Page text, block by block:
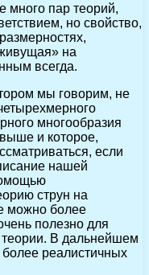
много пар теорий,
но свойство,
на
всегда.
мы говорим, не
многообразия
и которое,
если
нашей
струн на
можно более
полезно для
теории. В дальнейшем
реалистичных